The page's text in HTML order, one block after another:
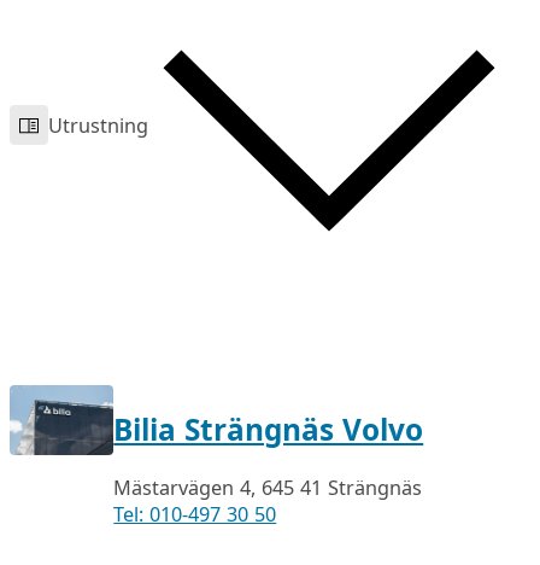
Utrustning
Bilia Strängnäs Volvo
Mästarvägen 4, 645 41 Strängnäs
Tel: 010-497 30 50